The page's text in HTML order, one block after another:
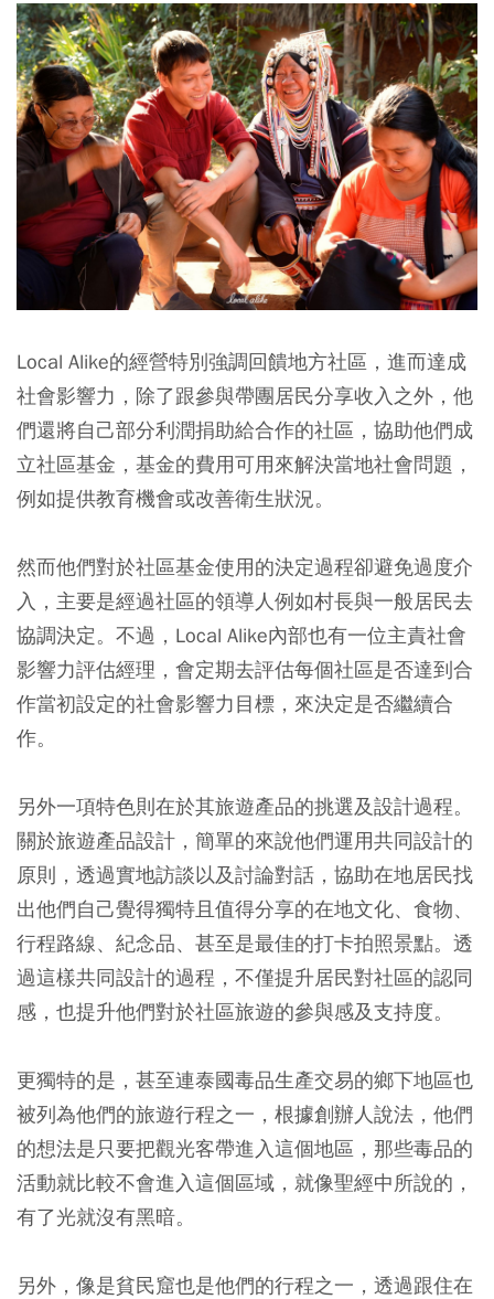
Local Alike的經營特別強調回饋地方社區，進而達成
社會影響力，除了跟參與帶團居民分享收入之外，他
們還將自己部分利潤捐助給合作的社區，協助他們成
立社區基金，基金的費用可用來解決當地社會問題，
例如提供教育機會或改善衛生狀況。
然而他們對於社區基金使用的決定過程卻避免過度介
入，主要是經過社區的領導人例如村長與一般居民去
協調決定。不過，Local Alike內部也有一位主責社會
影響力評估經理，會定期去評估每個社區是否達到合
作當初設定的社會影響力目標，來決定是否繼續合
作。
另外一項特色則在於其旅遊產品的挑選及設計過程。
關於旅遊產品設計，簡單的來說他們運用共同設計的
原則，透過實地訪談以及討論對話，協助在地居民找
出他們自己覺得獨特且值得分享的在地文化、食物、
行程路線、紀念品、甚至是最佳的打卡拍照景點。透
過這樣共同設計的過程，不僅提升居民對社區的認同
感，也提升他們對於社區旅遊的參與感及支持度。
更獨特的是，甚至連泰國毒品生產交易的鄉下地區也
被列為他們的旅遊行程之一，根據創辦人說法，他們
的想法是只要把觀光客帶進入這個地區，那些毒品的
活動就比較不會進入這個區域，就像聖經中所說的，
有了光就沒有黑暗。
另外，像是貧民窟也是他們的行程之一，透過跟住在